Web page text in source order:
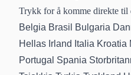
Trykk for å komme direkte til
Belgia Brasil Bulgaria
Hellas Irland Italia Kroatia
Portugal Spania